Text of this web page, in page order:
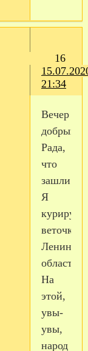
16
21:34
Вечер
добрый.
Рада,
что
зашли.
Я
курирую
веточки
области.
На
этой,
увы-
увы,
народ